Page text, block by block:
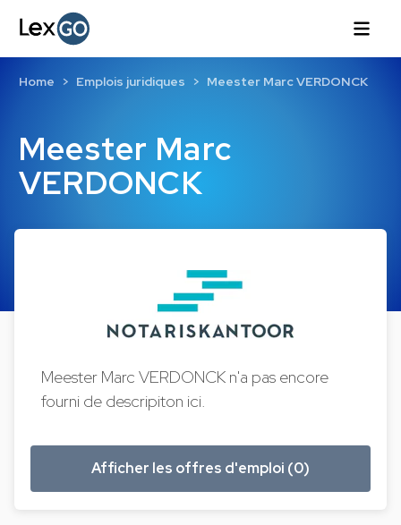
Meester Marc
VERDONCK
Home Emplois juridiques Meester Marc VERDONCK
Meester Marc VERDONCK n'a pas encore
fourni de descripiton ici.
Afficher les offres d'emploi (0)